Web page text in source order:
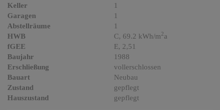
Keller
1
Garagen
1
Abstellräume
1
HWB
C, 69.2 kWh/m2a
fGEE
E, 2,51
Baujahr
1988
Erschließung
vollerschlossen
Bauart
Neubau
Zustand
gepflegt
Hauszustand
gepflegt